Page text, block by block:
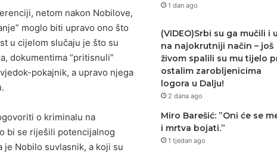
netom nakon Nobilove,
moglo biti upravo ono što
u cijelom slučaju je što su
dokumentima “pritisnuli”
pokajnik, a upravo njega
o kriminalu na
bi se riješili potencijalnog
Nobilo suvlasnik, a koji su
1 dan ago
(VIDEO)Srbi su ga mučili i
na najokrutniji način – još
živom spalili su mu tijelo
ostalim zarobljenicima
logora u Dalju!
2 dana ago
Miro Barešić: ”Oni će se
i mrtva bojati.”
1 tjedan ago